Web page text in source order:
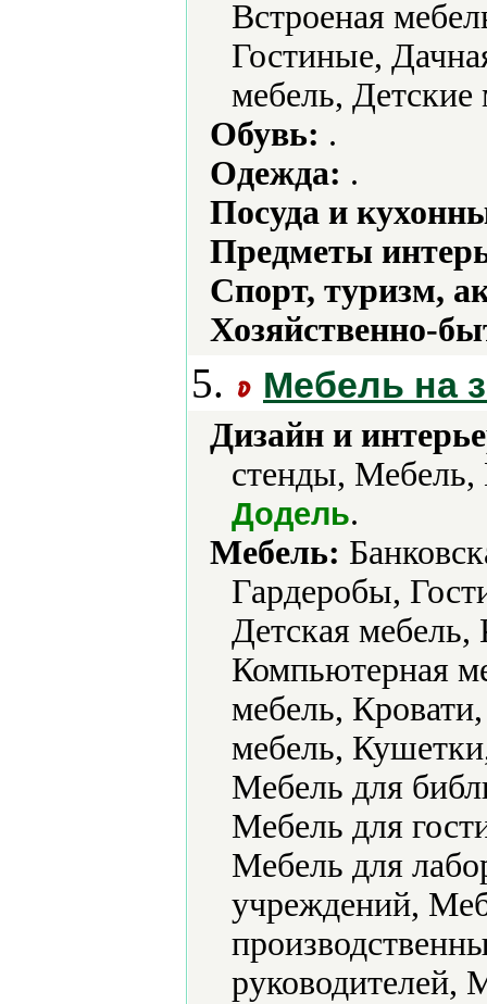
Встроеная
Гостиные,
мебель, Детские
Обувь: .
Одежда: .
Посуда и
Предметы
Спорт, туризм,
Хозяйственно-
5. Мебель на
Дизайн и
стенды,
Додель.
Мебель:
Гардеробы,
Детская
Компьютерная
мебель,
мебель,
Мебель для
Мебель для
Мебель для
учреждений,
руководителей,